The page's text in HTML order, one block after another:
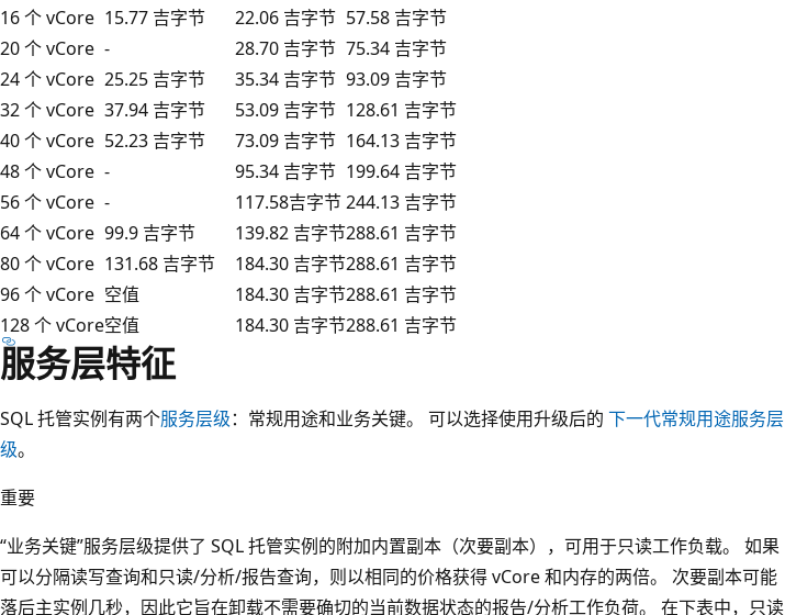
16 个 vCore 15.77 吉字节 22.06 吉字节 57.58 吉字节
20 个 vCore - 28.70 吉字节 75.34 吉字节
24 个 vCore 25.25 吉字节 35.34 吉字节 93.09 吉字节
32 个 vCore 37.94 吉字节 53.09 吉字节 128.61 吉字节
40 个 vCore 52.23 吉字节 73.09 吉字节 164.13 吉字节
48 个 vCore - 95.34 吉字节 199.64 吉字节
56 个 vCore - 117.58吉字节244.13 吉字节
64 个 vCore 99.9 吉字节 139.82 吉字节288.61 吉字节
80 个 vCore 131.68 吉字节 184.30 吉字节288.61 吉字节
96 个 vCore 空值 184.30 吉字节288.61 吉字节
128 个 vCore空值 184.30 吉字节288.61 吉字节
服务层特征
SQL 托管实例有两个服务层级：常规用途和业务关键。 可以选择使用升级后的 下一代常规用途服务层
级。
重要
“业务关键”服务层级提供了 SQL 托管实例的附加内置副本（次要副本），可用于只读工作负载。 如果
可以分隔读写查询和只读/分析/报告查询，则以相同的价格获得 vCore 和内存的两倍。 次要副本可能
落后主实例几秒，因此它旨在卸载不需要确切的当前数据状态的报告/分析工作负荷。 在下表中，只读